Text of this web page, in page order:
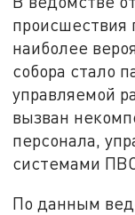
происшествия
наиболее
собора стало
управляемой
вызван
персонала,
системами
По данным